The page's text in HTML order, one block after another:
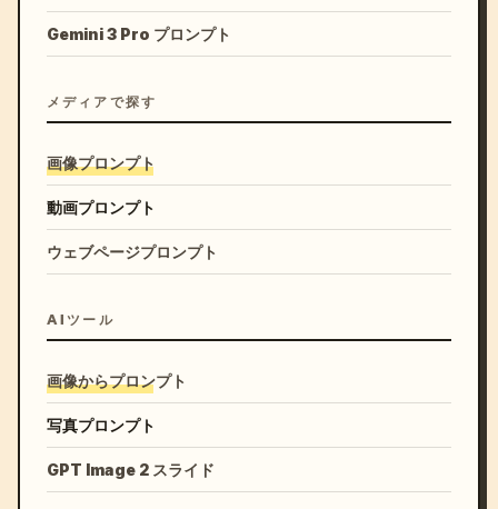
Gemini 3 Pro プロンプト
メディアで探す
画像プロンプト
動画プロンプト
ウェブページプロンプト
AIツール
画像からプロンプト
写真プロンプト
GPT Image 2 スライド